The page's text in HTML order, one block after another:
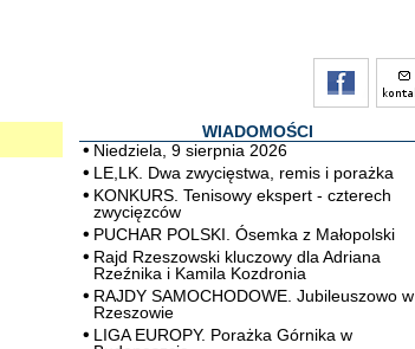
WIADOMOŚCI
Niedziela, 9 sierpnia 2026
LE,LK. Dwa zwycięstwa, remis i porażka
KONKURS. Tenisowy ekspert - czterech
zwycięzców
PUCHAR POLSKI. Ósemka z Małopolski
Rajd Rzeszowski kluczowy dla Adriana
Rzeźnika i Kamila Kozdronia
RAJDY SAMOCHODOWE. Jubileuszowo w
Rzeszowie
LIGA EUROPY. Porażka Górnika w